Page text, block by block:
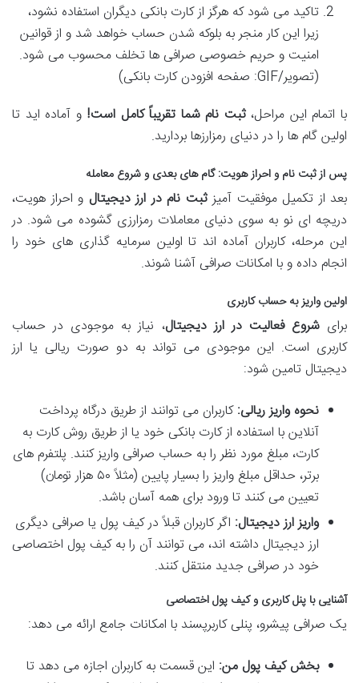
تاکید می شود که هرگز از کارت بانکی دیگران استفاده نشود،
زیرا این کار منجر به بلوکه شدن حساب خواهد شد و از قوانین
امنیت و حریم خصوصی صرافی ها تخلف محسوب می شود.
(تصویر/GIF: صفحه افزودن کارت بانکی)
با اتمام این مراحل،ثبت نام شما تقریباً کامل است! و آماده اید تا
اولین گام ها را در دنیای رمزارزها بردارید.
پس از ثبت نام و احراز هویت: گام های بعدی و شروع معامله
بعد از تکمیل موفقیت آمیزثبت نام در ارز دیجیتال و احراز هویت،
دریچه ای نو به سوی دنیای معاملات رمزارزی گشوده می شود. در
این مرحله، کاربران آماده اند تا اولین سرمایه گذاری های خود را
انجام داده و با امکانات صرافی آشنا شوند.
اولین واریز به حساب کاربری
برایشروع فعالیت در ارز دیجیتال، نیاز به موجودی در حساب
کاربری است. این موجودی می تواند به دو صورت ریالی یا ارز
دیجیتال تامین شود:
نحوه واریز ریالی:کاربران می توانند از طریق درگاه پرداخت
آنلاین با استفاده از کارت بانکی خود یا از طریق روش کارت به
کارت، مبلغ مورد نظر را به حساب صرافی واریز کنند. پلتفرم های
برتر، حداقل مبلغ واریز را بسیار پایین (مثلاً ۵۰ هزار تومان)
تعیین می کنند تا ورود برای همه آسان باشد.
واریز ارز دیجیتال: اگر کاربران قبلاً در کیف پول یا صرافی دیگری
ارز دیجیتال داشته اند، می توانند آن را به کیف پول اختصاصی
خود در صرافی جدید منتقل کنند.
آشنایی با پنل کاربری و کیف پول اختصاصی
یک صرافی پیشرو، پنلی کاربرپسند با امکانات جامع ارائه می دهد:
بخش کیف پول من: این قسمت به کاربران اجازه می دهد تا